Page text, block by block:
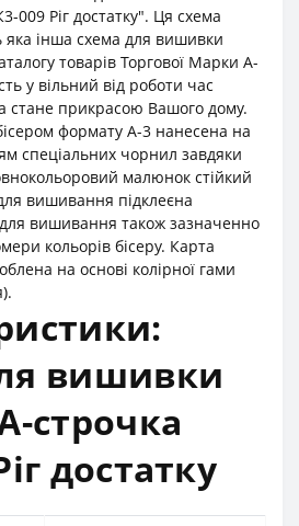
009 Ріг достатку". Ця схема
яка інша схема для вишивки
товарів Торгової Марки А-
у вільний від роботи час
стане прикрасою Вашого дому.
формату А-3 нанесена на
спеціальних чорнил завдяки
малюнок стійкий
вишивання підклеєна
для вишивання також зазначенно
кольорів бісеру. Карта
на основі колірної гами
вишивки
строчка
достатку